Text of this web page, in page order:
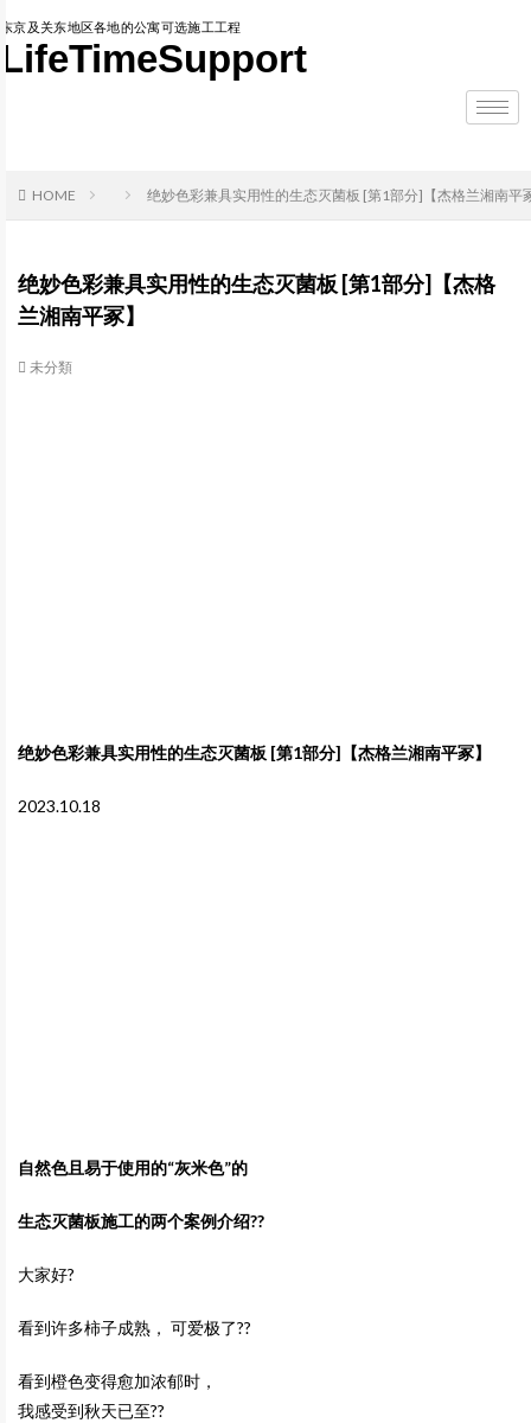
东京及关东地区各地的公寓可选施工工程
LifeTimeSupport
HOME 绝妙色彩兼具实用性的生态灭菌板 [第1部分]【杰格兰湘南平
绝妙色彩兼具实用性的生态灭菌板 [第1部分]【杰格
兰湘南平冢】
未分類
绝妙色彩兼具实用性的生态灭菌板 [第1部分]【杰格兰湘南平冢】
2023.10.18
自然色且易于使用的“灰米色”的
生态灭菌板施工的两个案例介绍??
大家好?
看到许多柿子成熟， 可爱极了??
看到橙色变得愈加浓郁时，
我感受到秋天已至??